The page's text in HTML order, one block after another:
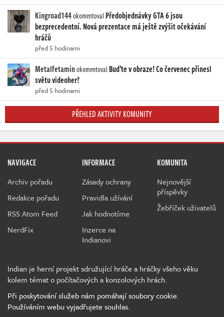
Kingroad144okomentoval Předobjednávky GTA 6 jsou
bezprecedentní. Nová prezentace má ještě zvýšit očekávání
hráčů
před 5 hodinami
Metalfetaminokomentoval Buďte v obraze! Co červenec přinesl
světu videoher?
před 5 hodinami
PŘEHLED AKTIVITY KOMUNITY
NAVIGACE
Archiv pořadu
Redakce pořadu
RSS Atom Feed
NerdFix
INFORMACE
Zásady ochrany
Pravidla užívání
Jak hodnotíme
Inzerce na
Indianovi
KOMUNITA
Nejnovější
příspěvky
Žebříček uživatelů
Indian je herní projekt sdružující hráče a hráčky všeho věku
kolem témat o počítačových a konzolových hrách.
Při poskytování služeb nám pomáhají soubory cookie.
Používáním webu vyjadřujete souhlas.